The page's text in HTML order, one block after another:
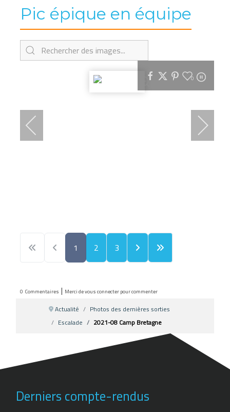
Pic épique en équipe
0
1 2 3
0 Commentaires | Merci de vous connecter pour commenter
Actualité
Photos des dernières sorties
Escalade
2021-08 Camp Bretagne
Derniers compte-rendus